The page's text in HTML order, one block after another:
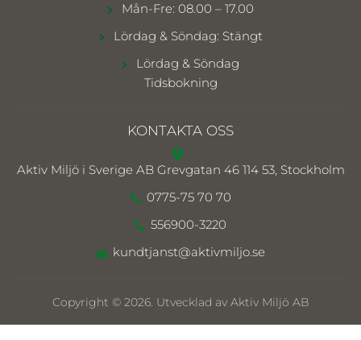
Mån-Fre: 08.00 – 17.00
Lördag & Söndag: Stängt
Lördag & Söndag
Tidsbokning
KONTAKTA OSS
Aktiv Miljö i Sverige AB Grevgatan 46 114 53, Stockholm
0775-75 70 70
556900-3220
kundtjanst@aktivmiljo.se
Copyright © 2026. Utvecklad av Aktiv Miljö AB